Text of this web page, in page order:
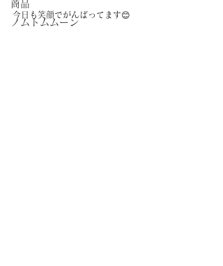
商品
ノムトムムーン
今日も笑顔でがんばってます😊